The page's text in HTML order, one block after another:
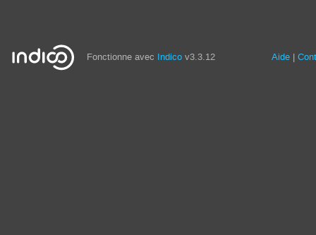
Fonctionne avec Indico v3.3.12 Aide